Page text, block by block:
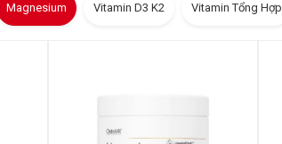
Magnesium Vitamin D3 K2 Vitamin Tổng Hợp